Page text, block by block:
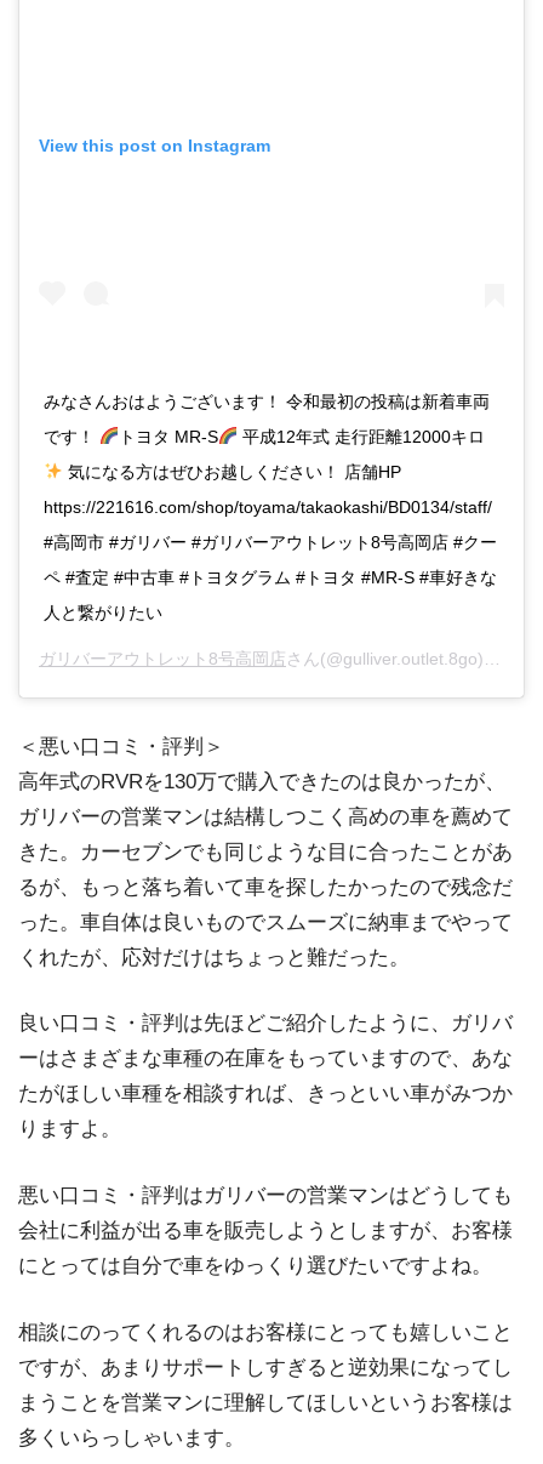
View this post on Instagram
みなさんおはようございます！ 令和最初の投稿は新着車両
です！
トヨタ MR-S
平成12年式 走行距離12000キロ
気になる方はぜひお越しください！ 店舗HP
https://221616.com/shop/toyama/takaokashi/BD0134/staff/
#高岡市 #ガリバー #ガリバーアウトレット8号高岡店 #クー
ペ #査定 #中古車 #トヨタグラム #トヨタ #MR-S #車好きな
人と繋がりたい
ガリバーアウトレット8号高岡店さん(@gulliver.outlet.8go)がシェアした投稿 –
＜悪い口コミ・評判＞
高年式のRVRを130万で購入できたのは良かったが、
ガリバーの営業マンは結構しつこく高めの車を薦めて
きた。カーセブンでも同じような目に合ったことがあ
るが、もっと落ち着いて車を探したかったので残念だ
った。車自体は良いものでスムーズに納車までやって
くれたが、応対だけはちょっと難だった。
良い口コミ・評判は先ほどご紹介したように、ガリバ
ーはさまざまな車種の在庫をもっていますので、あな
たがほしい車種を相談すれば、きっといい車がみつか
りますよ。
悪い口コミ・評判はガリバーの営業マンはどうしても
会社に利益が出る車を販売しようとしますが、お客様
にとっては自分で車をゆっくり選びたいですよね。
相談にのってくれるのはお客様にとっても嬉しいこと
ですが、あまりサポートしすぎると逆効果になってし
まうことを営業マンに理解してほしいというお客様は
多くいらっしゃいます。